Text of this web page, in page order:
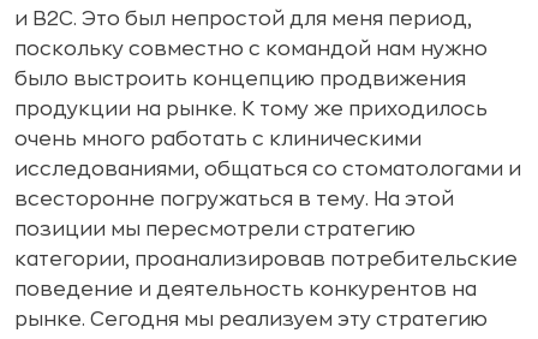
и B2C. Это был непростой для меня период,
поскольку совместно с командой нам нужно
было выстроить концепцию продвижения
продукции на рынке. К тому же приходилось
очень много работать с клиническими
исследованиями, общаться со стоматологами и
всесторонне погружаться в тему. На этой
позиции мы пересмотрели стратегию
категории, проанализировав потребительские
поведение и деятельность конкурентов на
рынке. Сегодня мы реализуем эту стратегию